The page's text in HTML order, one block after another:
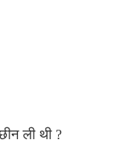
ली थी ?